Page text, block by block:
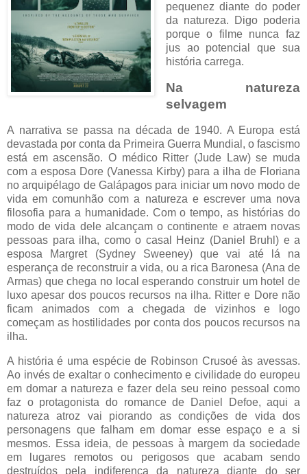
pequenez diante do poder
da natureza. Digo poderia
porque o filme nunca faz
jus ao potencial que sua
história carrega.
Na natureza
selvagem
A narrativa se passa na década de 1940. A Europa está
devastada por conta da Primeira Guerra Mundial, o fascismo
está em ascensão. O médico Ritter (Jude Law) se muda
com a esposa Dore (Vanessa Kirby) para a ilha de Floriana
no arquipélago de Galápagos para iniciar um novo modo de
vida em comunhão com a natureza e escrever uma nova
filosofia para a humanidade. Com o tempo, as histórias do
modo de vida dele alcançam o continente e atraem novas
pessoas para ilha, como o casal Heinz (Daniel Bruhl) e a
esposa Margret (Sydney Sweeney) que vai até lá na
esperança de reconstruir a vida, ou a rica Baronesa (Ana de
Armas) que chega no local esperando construir um hotel de
luxo apesar dos poucos recursos na ilha. Ritter e Dore não
ficam animados com a chegada de vizinhos e logo
começam as hostilidades por conta dos poucos recursos na
ilha.
A história é uma espécie de Robinson Crusoé às avessas.
Ao invés de exaltar o conhecimento e civilidade do europeu
em domar a natureza e fazer dela seu reino pessoal como
faz o protagonista do romance de Daniel Defoe, aqui a
natureza atroz vai piorando as condições de vida dos
personagens que falham em domar esse espaço e a si
mesmos. Essa ideia, de pessoas à margem da sociedade
em lugares remotos ou perigosos que acabam sendo
destruídos pela indiferença da natureza diante do ser